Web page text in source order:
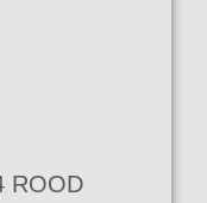
ROOD